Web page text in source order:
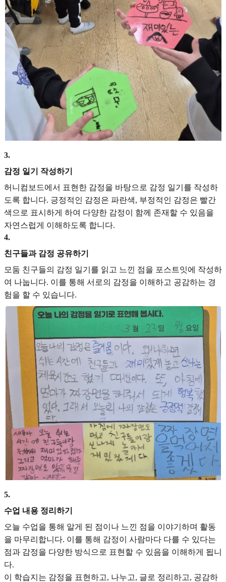
3.
감정 일기 작성하기
허니컴보드에서 표현한 감정을 바탕으로 감정 일기를 작성하
도록 합니다. 긍정적인 감정은 파란색, 부정적인 감정은 빨간
색으로 표시하게 하여 다양한 감정이 함께 존재할 수 있음을
자연스럽게 이해하도록 합니다.
4.
친구들과 감정 공유하기
모둠 친구들의 감정 일기를 읽고 느낀 점을 포스트잇에 작성하
여 나눕니다. 이를 통해 서로의 감정을 이해하고 공감하는 경
험을 할 수 있습니다.
5.
수업 내용 정리하기
오늘 수업을 통해 알게 된 점이나 느낀 점을 이야기하며 활동
을 마무리합니다. 이를 통해 감정이 사람마다 다를 수 있다는
점과 감정을 다양한 방식으로 표현할 수 있음을 이해하게 됩니
다.
이 학습지는 감정을 표현하고, 나누고, 글로 정리하고, 공감하